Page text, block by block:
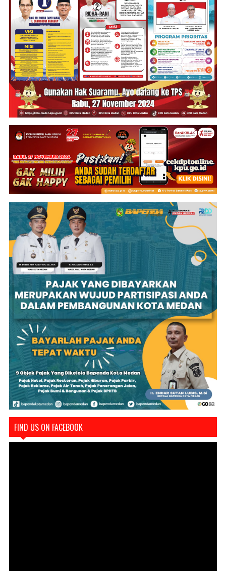
FIND US ON FACEBOOK